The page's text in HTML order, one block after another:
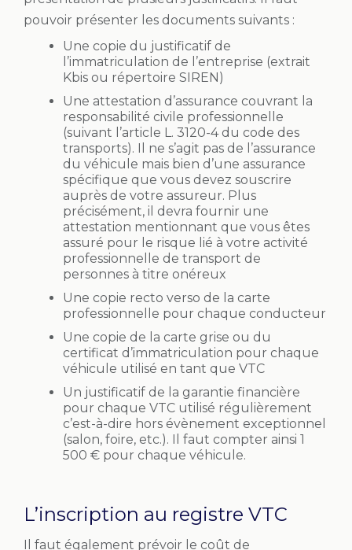
pouvoir présenter les documents suivants :
Une copie du justificatif de
l’immatriculation de l’entreprise (extrait
Kbis ou répertoire SIREN)
Une attestation d’assurance couvrant la
responsabilité civile professionnelle
(suivant l’article L. 3120-4 du code des
transports). Il ne s’agit pas de l’assurance
du véhicule mais bien d’une assurance
spécifique que vous devez souscrire
auprès de votre assureur. Plus
précisément, il devra fournir une
attestation mentionnant que vous êtes
assuré pour le risque lié à votre activité
professionnelle de transport de
personnes à titre onéreux
Une copie recto verso de la carte
professionnelle pour chaque conducteur
Une copie de la carte grise ou du
certificat d’immatriculation pour chaque
véhicule utilisé en tant que VTC
Un justificatif de la garantie financière
pour chaque VTC utilisé régulièrement
c’est-à-dire hors évènement exceptionnel
(salon, foire, etc.). Il faut compter ainsi 1
500 € pour chaque véhicule.
L’inscription au registre VTC
Il faut également prévoir le coût de